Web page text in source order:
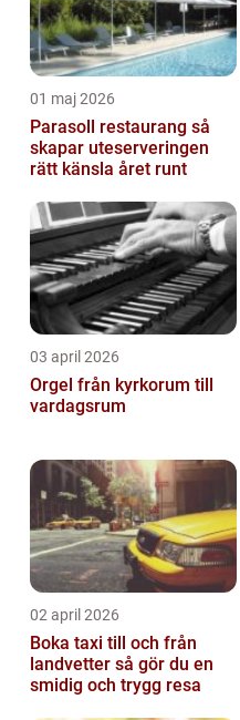
01 maj 2026
Parasoll restaurang så
skapar uteserveringen
rätt känsla året runt
03 april 2026
Orgel från kyrkorum till
vardagsrum
02 april 2026
Boka taxi till och från
landvetter så gör du en
smidig och trygg resa